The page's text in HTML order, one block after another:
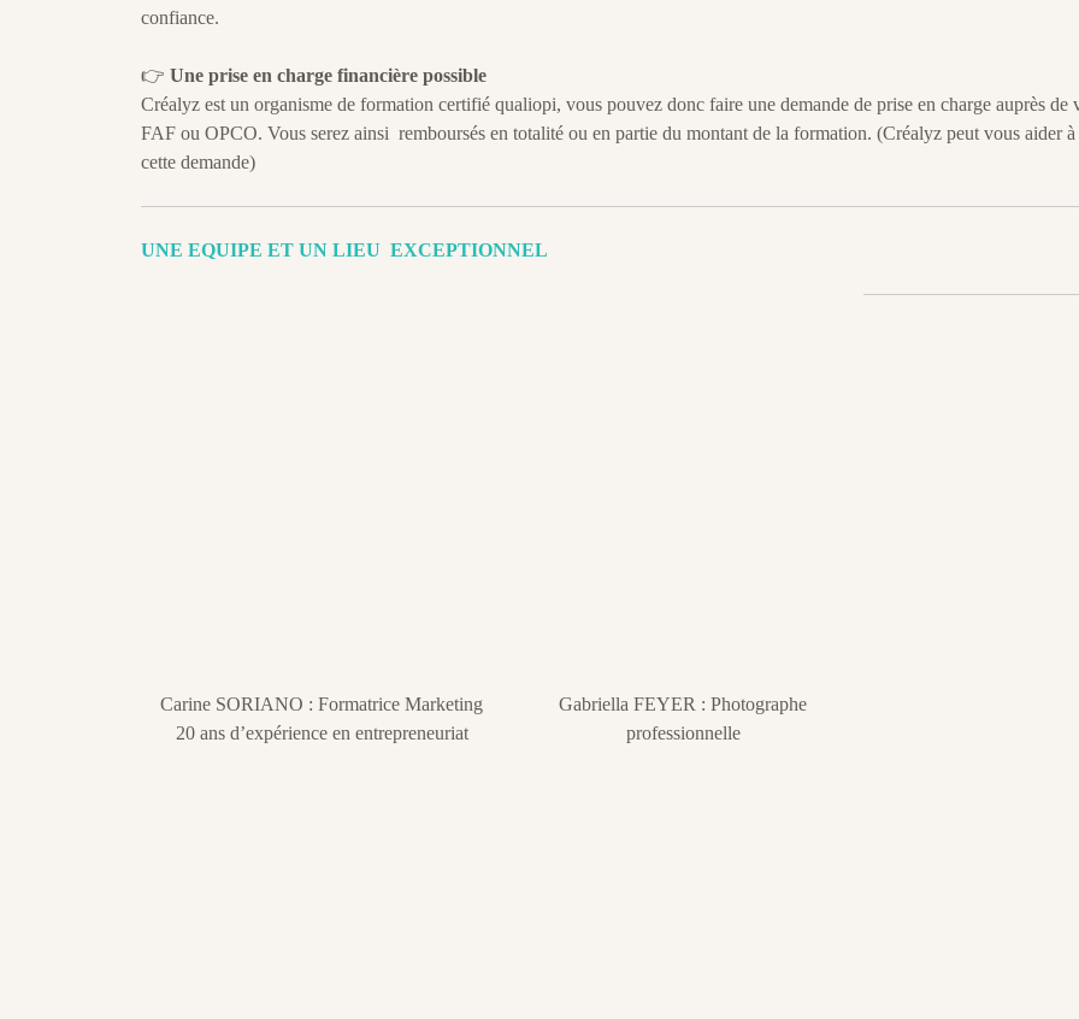
confiance.
👉 Une prise en charge financière possible
Créalyz est un organisme de formation certifié qualiopi, vous pouvez donc faire une demande de prise en charge auprès de
FAF ou OPCO. Vous serez ainsi remboursés en totalité ou en partie du montant de la formation. (Créalyz peut vous aider
cette demande)
UNE EQUIPE ET UN LIEU EXCEPTIONNEL
Carine SORIANO : Formatrice Marketing
20 ans d’expérience en entrepreneuriat
Gabriella FEYER : Photographe
professionnelle